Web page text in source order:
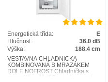
Energetická třída:
E
Hlučnost:
36.0 dB
Výška:
188.4 cm
VESTAVNÁ CHLADNIČKA
KOMBINOVANÁ S MRAZÁKEM
DOLE NOFROST Chladnička s